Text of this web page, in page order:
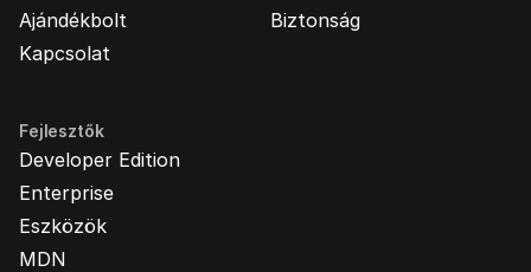
Ajándékbolt
Kapcsolat
Biztonság
Fejlesztők
Developer Edition
Enterprise
Eszközök
MDN